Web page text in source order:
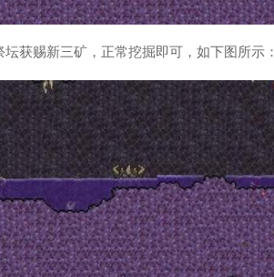
坛获赐新三矿，正常挖掘即可，如下图所示：